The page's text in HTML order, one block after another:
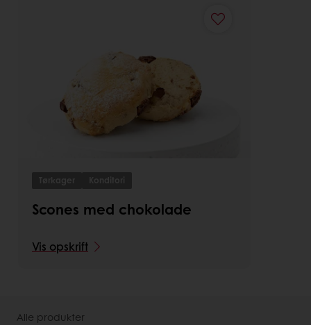
Tørkager Konditori
Scones med chokolade
Vis opskrift
Alle produkter